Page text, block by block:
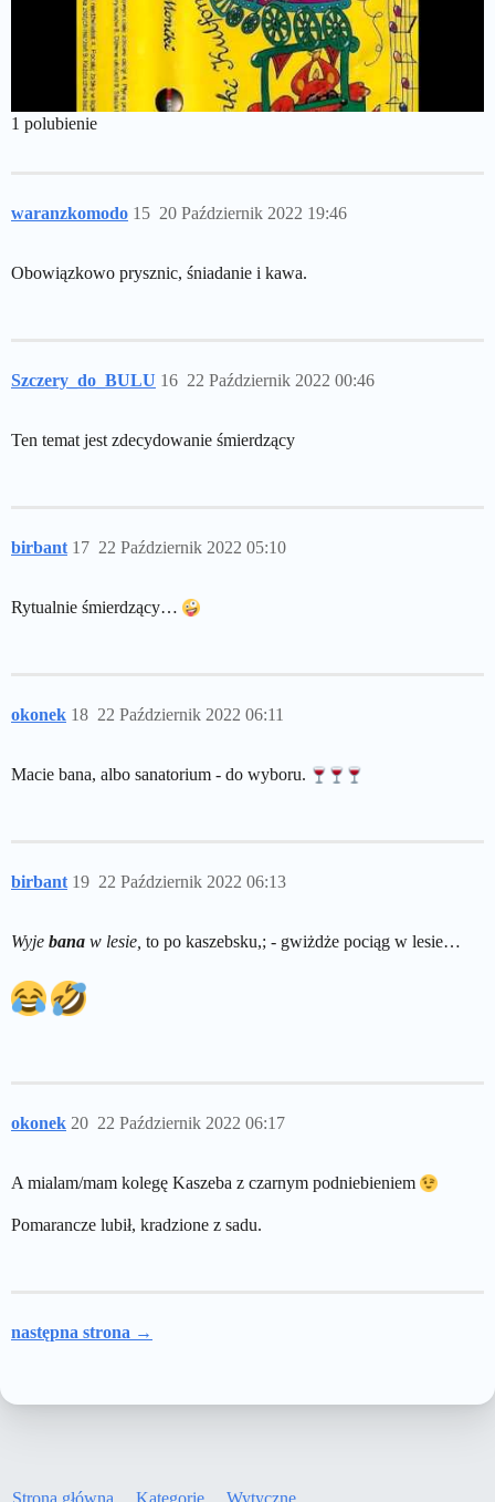
1 polubienie
waranzkomodo 20 Październik 2022 19:46
15
Obowiązkowo prysznic, śniadanie i kawa.
Szczery_do_BULU 22 Październik 2022 00:46
16
Ten temat jest zdecydowanie śmierdzący
birbant 22 Październik 2022 05:10
17
Rytualnie śmierdzący…
okonek 22 Październik 2022 06:11
18
Macie bana, albo sanatorium - do wyboru.
birbant 22 Październik 2022 06:13
19
Wyje bana w lesie, to po kaszebsku,; - gwiżdże pociąg w lesie…
okonek 22 Październik 2022 06:17
20
A mialam/mam kolegę Kaszeba z czarnym podniebieniem
Pomarancze lubił, kradzione z sadu.
następna strona →
Strona główna Kategorie Wytyczne